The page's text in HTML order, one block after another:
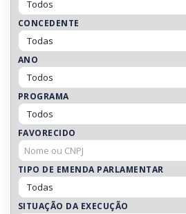
CONCEDENTE
ANO
PROGRAMA
FAVORECIDO
TIPO DE EMENDA PARLAMENTAR
SITUAÇÃO DA EXECUÇÃO